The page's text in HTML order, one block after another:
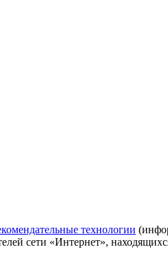
технологии
сети «Интернет»,